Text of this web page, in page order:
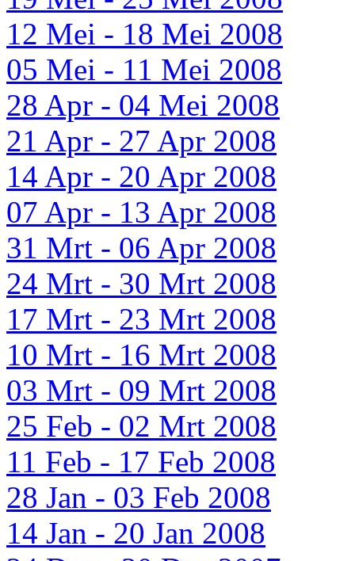
12 Mei - 18 Mei 2008
05 Mei - 11 Mei 2008
28 Apr - 04 Mei 2008
21 Apr - 27 Apr 2008
14 Apr - 20 Apr 2008
07 Apr - 13 Apr 2008
31 Mrt - 06 Apr 2008
24 Mrt - 30 Mrt 2008
17 Mrt - 23 Mrt 2008
10 Mrt - 16 Mrt 2008
03 Mrt - 09 Mrt 2008
25 Feb - 02 Mrt 2008
11 Feb - 17 Feb 2008
28 Jan - 03 Feb 2008
14 Jan - 20 Jan 2008